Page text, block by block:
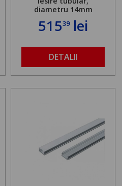
diametru 14mm
51539lei
DETALII